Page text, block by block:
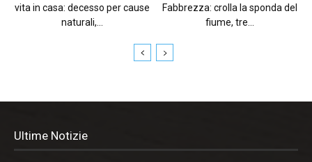
vita in casa: decesso per cause
naturali,...
Fabbrezza: crolla la sponda del
fiume, tre...
Ultime Notizie